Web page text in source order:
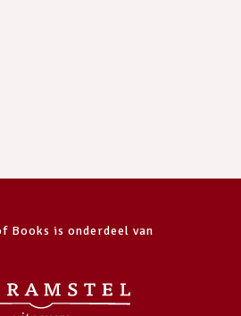
Books is onderdeel van